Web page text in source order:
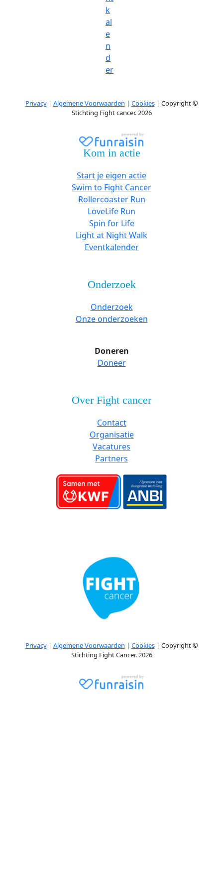
k
al
e
n
d
er
Privacy| Algemene Voorwaarden | Cookies| Copyright ©
Stichting Fight cancer. 2026
Kom in actie
Start je eigen actie
Swim to Fight Cancer
Rollercoaster Run
LoveLife Run
Spin for Life
Light at Night Walk
Eventkalender
Onderzoek
Onderzoek
Onze onderzoeken
Doneren
Doneer
Over Fight cancer
Contact
Organisatie
Vacatures
Partners
Privacy| Algemene Voorwaarden | Cookies| Copyright ©
Stichting Fight Cancer. 2026